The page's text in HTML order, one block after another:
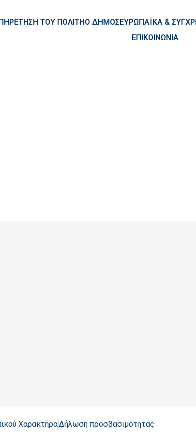
ΤΟΥ ΠΟΛΙΤΗΟ ΔΗΜΟΣΕΥΡΩΠΑΪΚΑ &
ΕΠΙΚΟΙΝΩΝΙΑ
ΧαρακτήραΔήλωση προσβασιμότητας